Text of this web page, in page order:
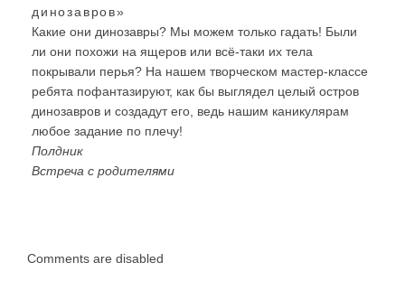
динозавров»
Какие они динозавры? Мы можем только гадать! Были
ли они похожи на ящеров или всё-таки их тела
покрывали перья? На нашем творческом мастер-классе
ребята пофантазируют, как бы выглядел целый остров
динозавров и создадут его, ведь нашим каникулярам
любое задание по плечу!
Полдник
Встреча с родителями
Comments are disabled